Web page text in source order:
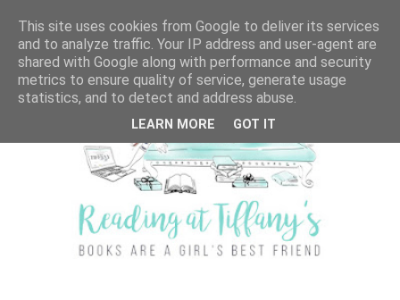
This site uses cookies from Google to deliver its services
and to analyze traffic. Your IP address and user-agent are
shared with Google along with performance and security
metrics to ensure quality of service, generate usage
statistics, and to detect and address abuse.
LEARN MORE GOT IT